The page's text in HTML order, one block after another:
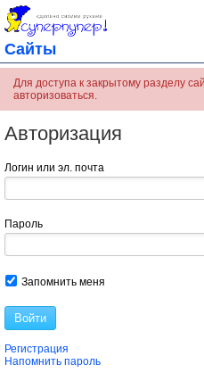
Сайты
Для доступа к закрытому разделу
авторизоваться.
Авторизация
Логин или эл. почта
Пароль
Запомнить меня
Войти
Регистрация
Напомнить пароль